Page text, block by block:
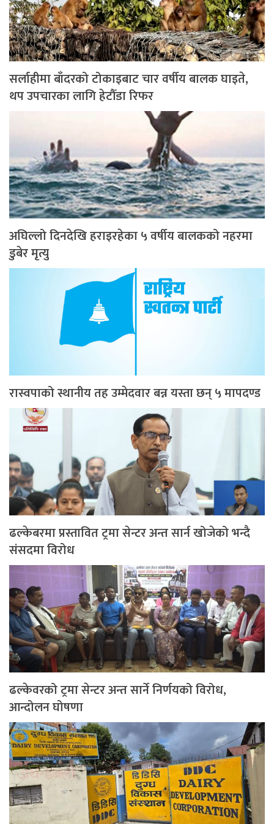
सर्लाहीमा बाँदरको टोकाइबाट चार वर्षीय बालक घाइते,
थप उपचारका लागि हेटौँडा रिफर
अघिल्लो दिनदेखि हराइरहेका ५ वर्षीय बालकको नहरमा
डुबेर मृत्यु
रास्वपाको स्थानीय तह उम्मेदवार बन्न यस्ता छन् ५ मापदण्ड
ढल्केबरमा प्रस्तावित ट्रमा सेन्टर अन्त सार्न खोजेको भन्दै
संसदमा विरोध
ढल्केवरको ट्रमा सेन्टर अन्त सार्ने निर्णयको विरोध,
आन्दोलन घोषणा